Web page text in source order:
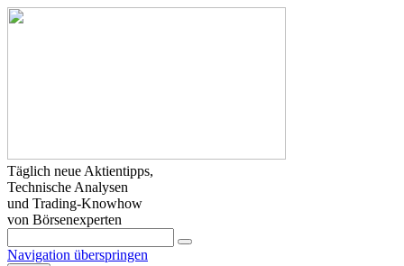
Täglich neue Aktientipps,
Technische Analysen
und Trading-Knowhow
von Börsenexperten
Navigation überspringen